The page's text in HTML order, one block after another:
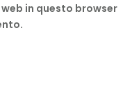
in questo browser